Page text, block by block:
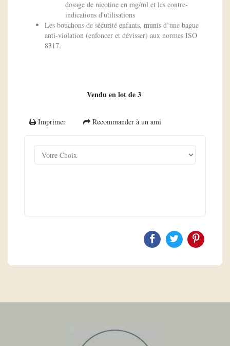
dosage de nicotine en mg/ml et les contre-
indications d'utilisations
Les bouchons de sécurité enfants, munis d’une bague
anti-violation (enfoncer et dévisser) aux normes ISO
8317.
Vendu en lot de 3
Imprimer Recommander à un ami